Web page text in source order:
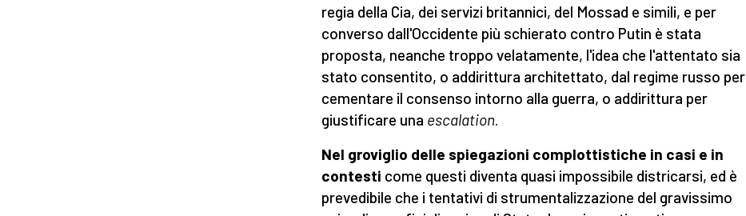
regia della Cia, dei servizi britannici, del Mossad e simili, e per
converso dall'Occidente più schierato contro Putin è stata
proposta, neanche troppo velatamente, l'idea che l'attentato sia
stato consentito, o addirittura architettato, dal regime russo per
cementare il consenso intorno alla guerra, o addirittura per
giustificare una escalation.
Nel groviglio delle spiegazioni complottistiche in casi e in
contesti come questi diventa quasi impossibile districarsi, ed è
prevedibile che i tentativi di strumentalizzazione del gravissimo